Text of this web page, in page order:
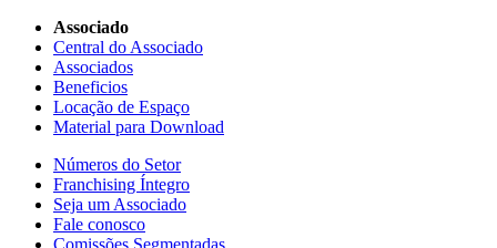
Associado
Central do Associado
Associados
Beneficios
Locação de Espaço
Material para Download
Números do Setor
Franchising Íntegro
Seja um Associado
Fale conosco
Comissões Segmentadas